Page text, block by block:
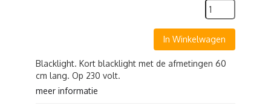
In Winkelwagen
Blacklight. Kort blacklight met de afmetingen 60
cm lang. Op 230 volt.
meer informatie